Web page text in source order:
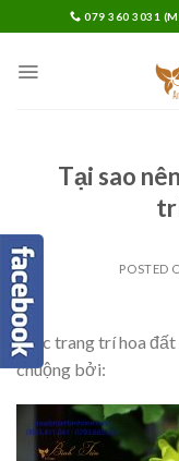
to
content
079 360 3031
Tại sao
POSTED
Việc trang trí hoa
chuộng bởi: